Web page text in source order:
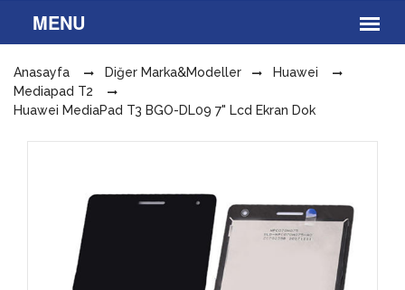
Anasayfa Diğer Marka&Modeller
Huawei
Mediapad T2
Huawei MediaPad T3 BGO-DL09 7" Lcd Ekran Dok